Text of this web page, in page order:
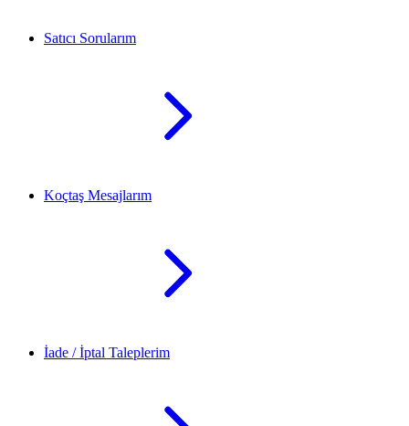
Satıcı Sorularım
Koçtaş Mesajlarım
İade / İptal Taleplerim